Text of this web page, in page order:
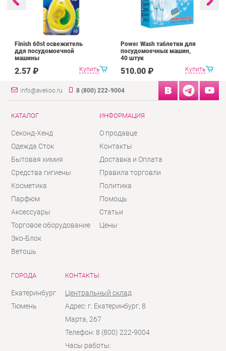
Купить
Finish 60st освежитель
ддя посудомоечной
машины
2.57 ₽ Купить
Power Wash таблетки для
посудомоечных машин,
40 штук
510.00 ₽
info@avekoo.ru 8 (800) 222-9004
КАТАЛОГ
Секонд-Хенд
Одежда Сток
Бытовая химия
Средства гигиены
Косметика
Парфюм
Аксессуары
Торговое оборудование
Эко-Блок
Ветошь
ИНФОРМАЦИЯ
О продавце
Контакты
Доставка и Оплата
Правила торговли
Политика
Помощь
Статьи
Цены
ГОРОДА
Екатеринбург
Тюмень
КОНТАКТЫ
Центральный склад
Адрес: г. Екатеринбург, 8
Марта, 267
Телефон: 8 (800) 222-9004
Часы работы: